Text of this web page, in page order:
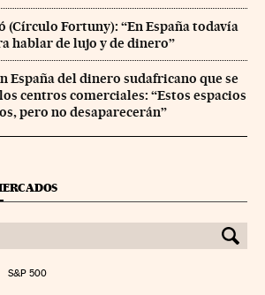
(Círculo Fortuny): “En España todavía
hablar de lujo y de dinero”
España del dinero sudafricano que se
centros comerciales: “Estos espacios
pero no desaparecerán”
S&P 500